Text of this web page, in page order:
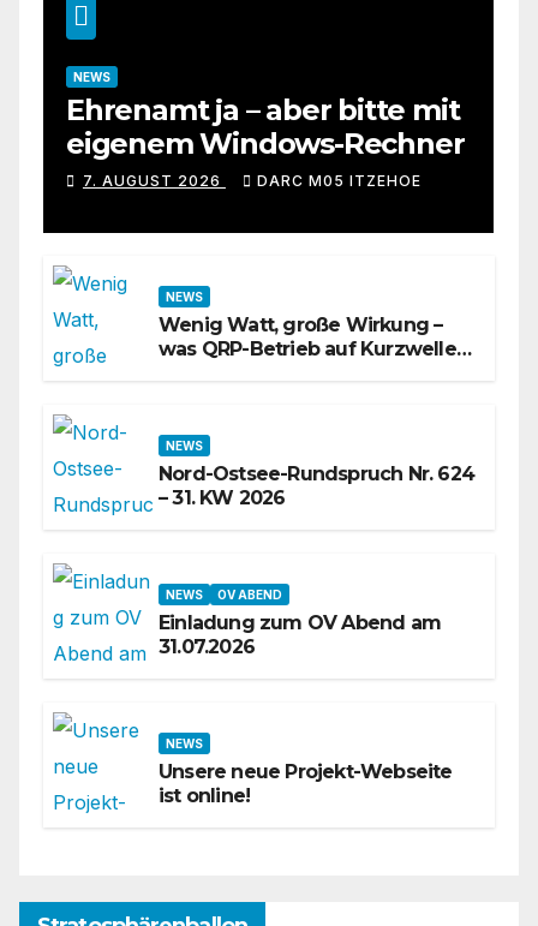
NEWS
Ehrenamt ja – aber bitte mit
eigenem Windows-Rechner
7. AUGUST 2026 DARC M05 ITZEHOE
NEWS
Wenig Watt, große Wirkung –
was QRP-Betrieb auf Kurzwelle
NEWS
Nord-Ostsee-Rundspruch Nr. 624
– 31. KW 2026
NEWS OV ABEND
Einladung zum OV Abend am
31.07.2026
NEWS
Unsere neue Projekt-Webseite
ist online!